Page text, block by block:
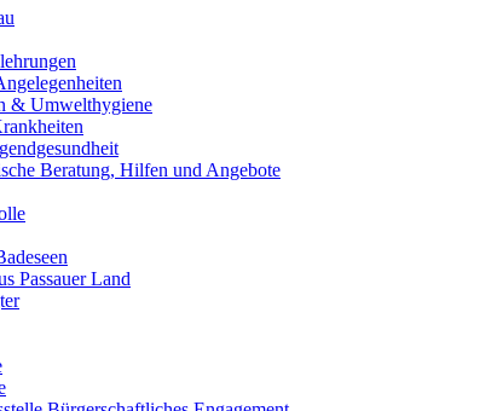
& Umwelthygiene
Beratung, Hilfen und Angebote
Passauer Land